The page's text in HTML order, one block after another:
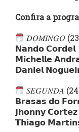
Confira a
𝐷𝑂𝑀𝐼𝑁𝐺𝑂
𝗡𝗮𝗻𝗱𝗼 𝗖𝗼𝗿𝗱𝗲𝗹
𝗠𝗶𝗰𝗵𝗲𝗹𝗹𝗲
𝗗𝗮𝗻𝗶𝗲𝗹
𝑆𝐸𝐺𝑈𝑁𝐷𝐴
𝗕𝗿𝗮𝘀𝗮𝘀 𝗱𝗼
𝗝𝗵𝗼𝗻𝗻𝘆 𝗖𝗼𝗿𝘁𝗲𝘇
𝗧𝗵𝗶𝗮𝗴𝗼